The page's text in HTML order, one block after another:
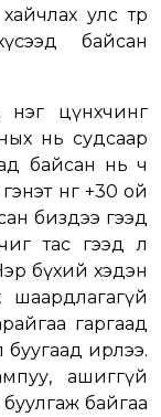
улс төр
байсан
нэг цүнхчинг
нь судсаар
байсан нь ч
нөгөө +30 ой
биздээ гээд
тас гээд л
бүхий хэдэн
шаардлагагүй
гаргаад
ирлээ.
ашиггүй
байгаа